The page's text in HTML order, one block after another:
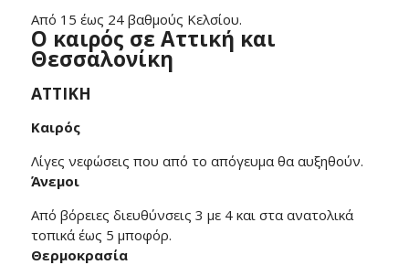
Από 15 έως 24 βαθμούς Κελσίου.
Ο καιρός σε Αττική και
Θεσσαλονίκη
ΑΤΤΙΚΗ
Καιρός
Λίγες νεφώσεις που από το απόγευμα θα αυξηθούν.
Άνεμοι
Από βόρειες διευθύνσεις 3 με 4 και στα ανατολικά
τοπικά έως 5 μποφόρ.
Θερμοκρασία